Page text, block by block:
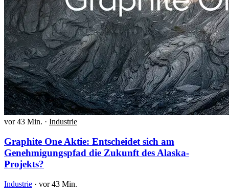
vor 43 Min. · Industrie
Graphite One Aktie: Entscheidet sich am
Genehmigungspfad die Zukunft des Alaska-
Projekts?
Industrie · vor 43 Min.